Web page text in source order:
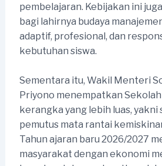
pembelajaran. Kebijakan ini
bagi lahirnya budaya
adaptif, profesional, dan
kebutuhan siswa.
Sementara itu, Wakil Menteri
Priyono menempatkan
kerangka yang lebih luas,
pemutus mata rantai
Tahun ajaran baru 2026/2027
masyarakat dengan ekonomi